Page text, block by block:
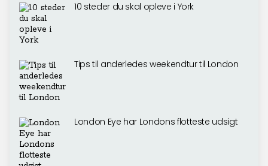
10 steder du skal opleve i York
Tips til anderledes weekendtur til London
London Eye har Londons flotteste udsigt